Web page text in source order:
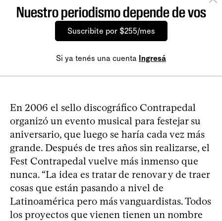
Nuestro periodismo depende de vos
Suscribite por $255/mes
Si ya tenés una cuenta Ingresá
En 2006 el sello discográfico Contrapedal
organizó un evento musical para festejar su
aniversario, que luego se haría cada vez más
grande. Después de tres años sin realizarse, el
Fest Contrapedal vuelve más inmenso que
nunca. “La idea es tratar de renovar y de traer
cosas que están pasando a nivel de
Latinoamérica pero más vanguardistas. Todos
los proyectos que vienen tienen un nombre